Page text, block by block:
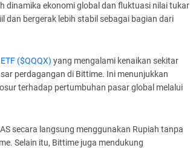
dinamika ekonomi global dan fluktuasi nilai tukar
dan bergerak lebih stabil sebagai bagian dari
($QQQX) yang mengalami kenaikan sekitar
perdagangan di Bittime. Ini menunjukkan
terhadap pertumbuhan pasar global melalui
secara langsung menggunakan Rupiah tanpa
Selain itu, Bittime juga mendukung